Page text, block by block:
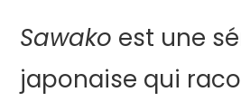
Sawako est une
japonaise qui